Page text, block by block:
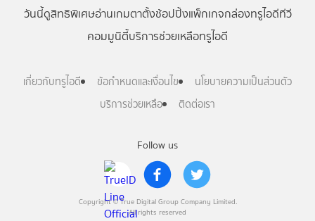
Follow us
Copyright © True Digital Group Company Limited.
All rights reserved
วันนี้ดูสิทธิพิเศษอ่านเกมตาตั้งช้อปปิ้งแพ็กเกจกล่องทรูไอดีทีวี
คอมมูนิตี้บริการช่วยเหลือทรูไอดี
เกี่ยวกับทรูไอดี ข้อกำหนดและเงื่อนไข
นโยบายความเป็นส่วนตัว
บริการช่วยเหลือ
ติดต่อเรา